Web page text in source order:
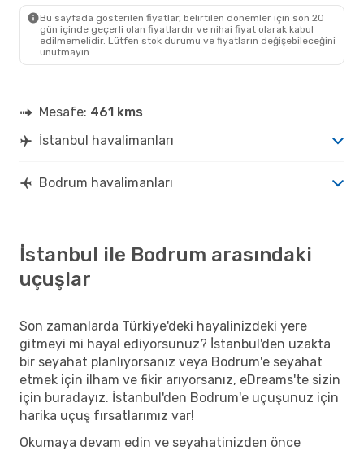
Bu sayfada gösterilen fiyatlar, belirtilen dönemler için son 20
gün içinde geçerli olan fiyatlardır ve nihai fiyat olarak kabul
edilmemelidir. Lütfen stok durumu ve fiyatların değişebileceğini
unutmayın.
Mesafe: 461 kms
İstanbul havalimanları
Bodrum havalimanları
İstanbul ile Bodrum arasındaki
uçuşlar
Son zamanlarda Türkiye'deki hayalinizdeki yere
gitmeyi mi hayal ediyorsunuz? İstanbul'den uzakta
bir seyahat planlıyorsanız veya Bodrum'e seyahat
etmek için ilham ve fikir arıyorsanız, eDreams'te sizin
için buradayız. İstanbul'den Bodrum'e uçuşunuz için
harika uçuş fırsatlarımız var!
Okumaya devam edin ve seyahatinizden önce